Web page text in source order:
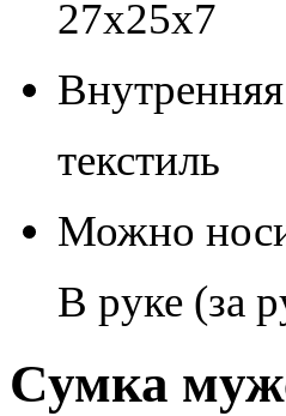
27х25х7
текстиль
Можно
В руке (за
Сумка